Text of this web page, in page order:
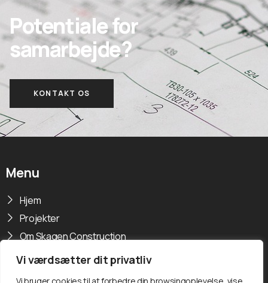
Vi værdsætter dit privatliv
Potentiale for
samarbejde?
KONTAKT OS
Menu
Hjem
Projekter
Om Skagen Construction
Kontakt os